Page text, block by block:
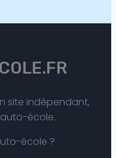
site indépendant,
école.
école ?